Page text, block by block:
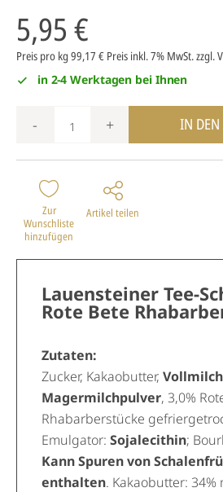
5,95 €
Preis pro kg 99,17 € Preis inkl. 7% MwSt.zzgl.
in 2-4 Werktagen bei Ihnen
+
- IN DEN
Zur
Wunschliste
hinzufügen
Artikel teilen
Lauensteiner Tee-
Rote Bete
Zutaten:
Zucker, Kakaobutter,
Magermilchpulver, 3,0%
Rhabarberstücke
Emulgator: Sojalecithin;
Kann Spuren von
enthalten. Kakaobutter: